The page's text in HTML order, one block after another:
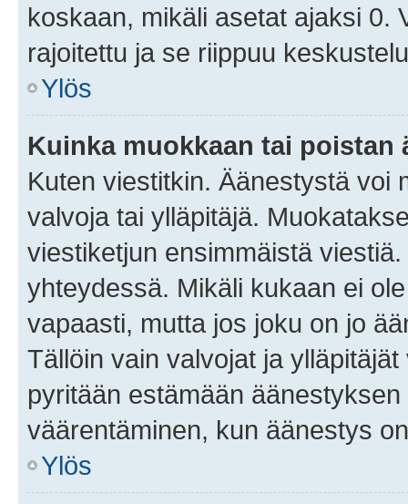
koskaan, mikäli asetat ajaksi 0.
rajoitettu ja se riippuu
Ylös
Kuinka muokkaan tai poistan
Kuten viestitkin. Äänestystä voi
valvoja tai ylläpitäjä.
viestiketjun ensimmäistä
yhteydessä. Mikäli kukaan ei
vapaasti, mutta jos joku on jo
Tällöin vain valvojat ja
pyritään estämään
väärentäminen, kun äänestys
Ylös